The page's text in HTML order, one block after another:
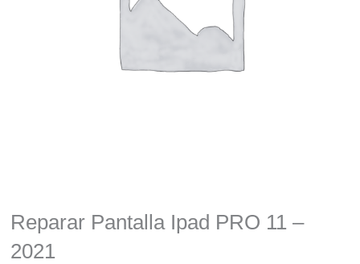
Reparar Pantalla Ipad PRO 11 –
2021